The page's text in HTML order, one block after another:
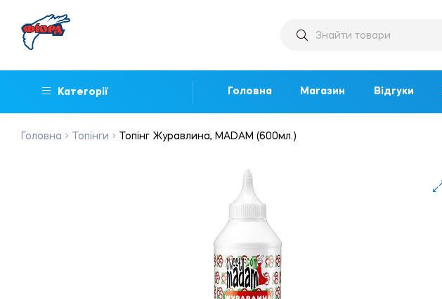
Категорії Головна Магазин Відгуки
Головна Топінги Топінг Журавлина, MADAM (600мл.)